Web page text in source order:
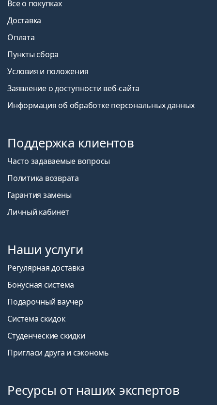
Все о покупках
Доставка
Оплата
Пункты сбора
Условия и положения
Заявление о доступности веб-сайта
Информация об обработке персональных данных
Поддержка клиентов
Часто задаваемые вопросы
Политика возврата
Гарантия замены
Личный кабинет
Наши услуги
Регулярная доставка
Бонусная система
Подарочный ваучер
Система скидок
Студенческие скидки
Пригласи друга и сэкономь
Ресурсы от наших экспертов